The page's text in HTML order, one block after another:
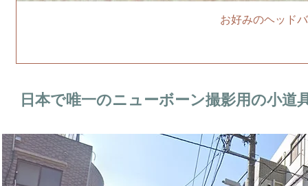
お好みのヘッド
日本で唯一のニューボーン撮影用の小道